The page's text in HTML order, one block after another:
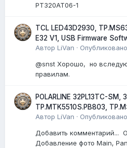
PT320AT06-1
TCL LED43D2930,
E32 V1, USB Firmware
Автор LiVan · Опубликовано
@snst Хорошо, но
правилам.
POLARLINE 32PL13TC-SM,
TP.MTK5510S.PB803,
Автор LiVan · Опубликовано
Добавить комментарий...
Добавление фото Main,